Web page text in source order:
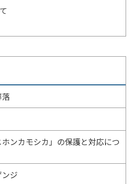
ンカモシカ」の保護と対応につ
ジ